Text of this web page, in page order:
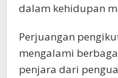
dalam kehidupan
Perjuangan
mengalami
penjara dari